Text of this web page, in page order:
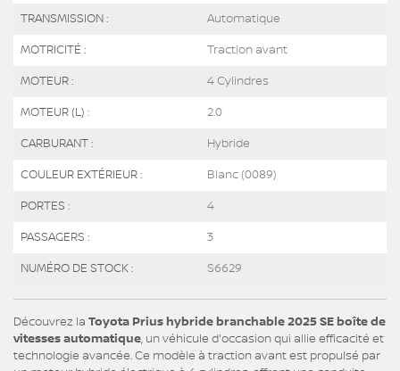
TRANSMISSION : Automatique
MOTRICITÉ : Traction avant
MOTEUR : 4 Cylindres
MOTEUR (L) : 2.0
CARBURANT : Hybride
COULEUR EXTÉRIEUR : Blanc (0089)
PORTES : 4
PASSAGERS : 3
NUMÉRO DE STOCK : S6629
Découvrez la Toyota Prius hybride branchable 2025 SE boîte de
vitesses automatique, un véhicule d'occasion qui allie efficacité et
technologie avancée. Ce modèle à traction avant est propulsé par